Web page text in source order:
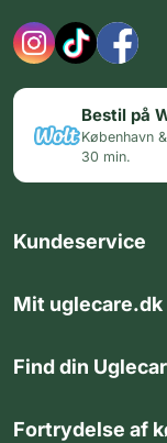
Bestil på
København
30 min.
Kundeservice
Mit uglecare.dk
Find din
Fortrydelse af